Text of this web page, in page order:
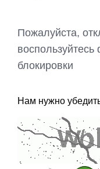
Пожалуйста,
блокировки
Нам нужно